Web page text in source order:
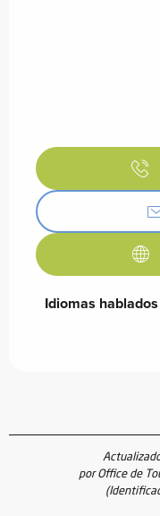
Idiomas hablados
Idiomas hablados
por Office de